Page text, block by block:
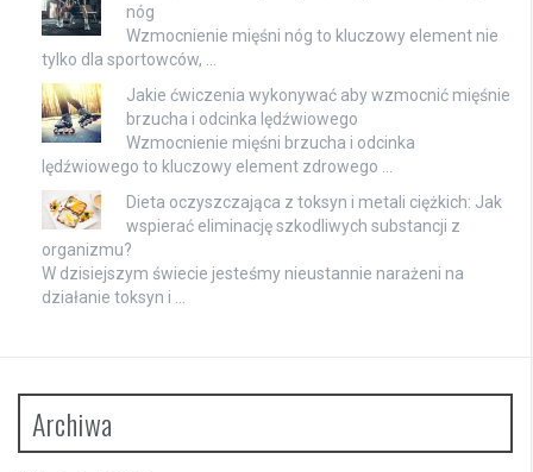
nóg
Wzmocnienie mięśni nóg to kluczowy element nie
tylko dla sportowców, …
Jakie ćwiczenia wykonywać aby wzmocnić mięśnie
brzucha i odcinka lędźwiowego
Wzmocnienie mięśni brzucha i odcinka
lędźwiowego to kluczowy element zdrowego …
Dieta oczyszczająca z toksyn i metali ciężkich: Jak
wspierać eliminację szkodliwych substancji z
organizmu?
W dzisiejszym świecie jesteśmy nieustannie narażeni na
działanie toksyn i …
Archiwa